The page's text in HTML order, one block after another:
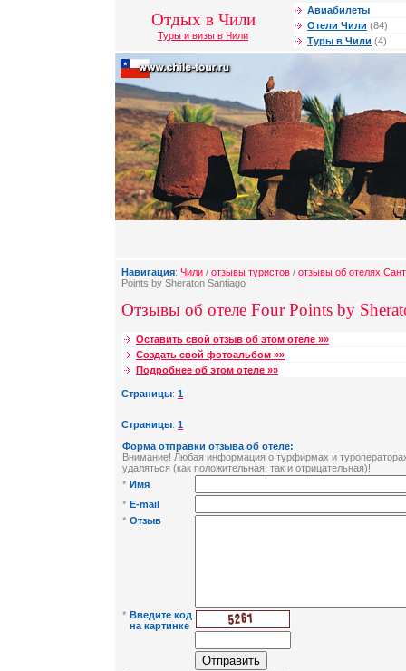
Отдых в Чили
Туры и визы в Чили
Авиабилеты
Отели Чили (84)
Туры в Чили (4)
Навигация: Чили / отзывы туристов / отзывы об отелях
Points by Sheraton Santiago
Отзывы об отеле Four Points by
Оставить свой отзыв об этом отеле »»
Создать свой фотоальбом »»
Подробнее об этом отеле »»
Страницы: 1
Страницы: 1
Форма отправки отзыва об отеле:
Внимание! Любая информация о турфирмах и
удаляться (как положительная, так и отрицательная)!
* Имя
* E-mail
* Отзыв
* Введите код
на картинке